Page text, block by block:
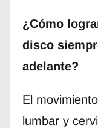
¿Cómo
disco
adelante?
El
lumbar y